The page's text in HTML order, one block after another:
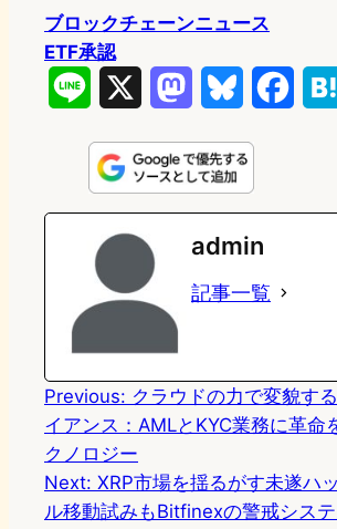
ブロックチェーンニュース
ETF承認
n
e
s
t
o
d
n
u
e
s
k
e
k
admin
記事一覧
Previous: クラウドの力で変貌す
イアンス：AMLとKYC業務に革命
クノロジー
Next: XRP市場を揺るがす未遂ハ
ル移動試みもBitfinexの警戒シス